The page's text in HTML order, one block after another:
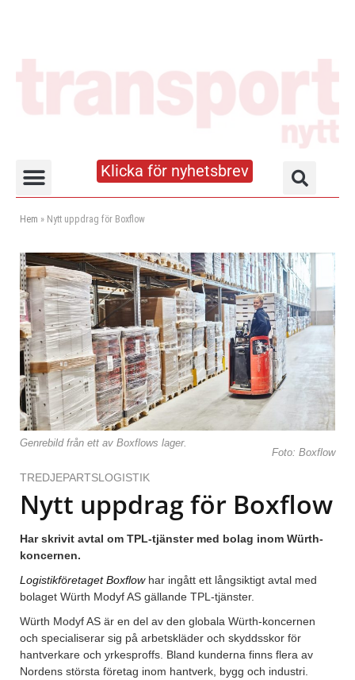
Klicka för nyhetsbrev
Hem » Nytt uppdrag för Boxflow
Genrebild från ett av Boxflows lager.
Foto: Boxflow
TREDJEPARTSLOGISTIK
Nytt uppdrag för Boxflow
Har skrivit avtal om TPL-tjänster med bolag inom Würth-
koncernen.
Logistikföretaget Boxflowhar ingått ett långsiktigt avtal med
bolaget Würth Modyf AS gällande TPL-tjänster.
Würth Modyf AS är en del av den globala Würth-koncernen
och specialiserar sig på arbetskläder och skyddsskor för
hantverkare och yrkesproffs. Bland kunderna finns flera av
Nordens största företag inom hantverk, bygg och industri.